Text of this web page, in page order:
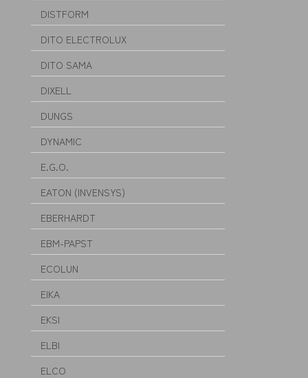
DISTFORM
DITO ELECTROLUX
DITO SAMA
DIXELL
DUNGS
DYNAMIC
E.G.O.
EATON (INVENSYS)
EBERHARDT
EBM-PAPST
ECOLUN
EIKA
EKSI
ELBI
ELCO